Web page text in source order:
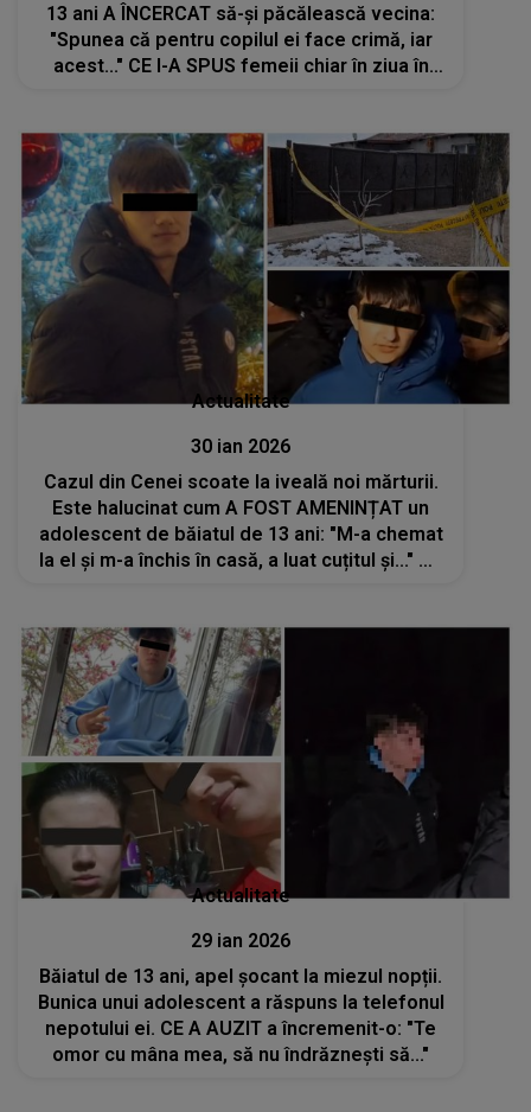
13 ani A ÎNCERCAT să-și păcălească vecina:
"Spunea că pentru copilul ei face crimă, iar
acest..." CE I-A SPUS femeii chiar în ziua în
Actualitate
30 ian 2026
Cazul din Cenei scoate la iveală noi mărturii.
Este halucinat cum A FOST AMENINȚAT un
adolescent de băiatul de 13 ani: "M-a chemat
la el și m-a închis în casă, a luat cuțitul și..." CE
Actualitate
29 ian 2026
Băiatul de 13 ani, apel șocant la miezul nopții.
Bunica unui adolescent a răspuns la telefonul
nepotului ei. CE A AUZIT a încremenit-o: "Te
omor cu mâna mea, să nu îndrăznești să..."